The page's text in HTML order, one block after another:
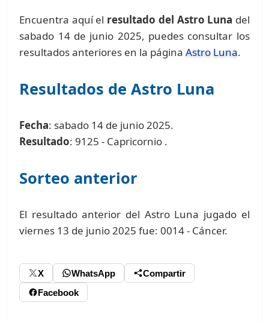
Encuentra aquí el resultado del Astro Luna del
sabado 14 de junio 2025, puedes consultar los
resultados anteriores en la páginaAstro Luna.
Resultados de Astro Luna
Fecha: sabado 14 de junio 2025.
Resultado: 9125 - Capricornio .
Sorteo anterior
El resultado anterior del Astro Luna jugado el
viernes 13 de junio 2025 fue: 0014 - Cáncer.
X WhatsApp
Compartir
Facebook